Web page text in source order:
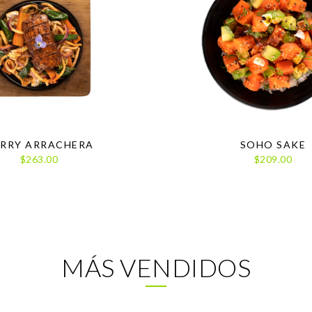
ARRACHERA
$263.00
SOHO SAKE
$209.00
MÁS VENDIDOS